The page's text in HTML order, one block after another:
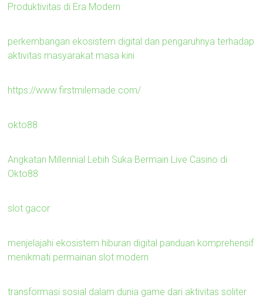
Produktivitas di Era Modern
perkembangan ekosistem digital dan pengaruhnya terhadap
aktivitas masyarakat masa kini
https://www.firstmilemade.com/
okto88
Angkatan Millennial Lebih Suka Bermain Live Casino di
Okto88
slot gacor
menjelajahi ekosistem hiburan digital panduan komprehensif
menikmati permainan slot modern
transformasi sosial dalam dunia game dari aktivitas soliter